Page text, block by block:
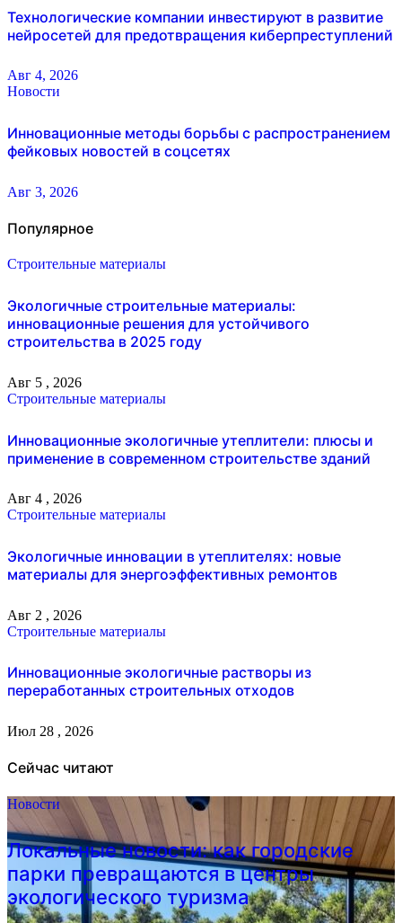
Технологические компании инвестируют в развитие
нейросетей для предотвращения киберпреступлений
Авг 4, 2026
Новости
Инновационные методы борьбы с распространением
фейковых новостей в соцсетях
Авг 3, 2026
Популярное
Строительные материалы
Экологичные строительные материалы:
инновационные решения для устойчивого
строительства в 2025 году
Авг 5 , 2026
Строительные материалы
Инновационные экологичные утеплители: плюсы и
применение в современном строительстве зданий
Авг 4 , 2026
Строительные материалы
Экологичные инновации в утеплителях: новые
материалы для энергоэффективных ремонтов
Авг 2 , 2026
Строительные материалы
Инновационные экологичные растворы из
переработанных строительных отходов
Июл 28 , 2026
Сейчас читают
Новости
Локальные новости: как городские
парки превращаются в центры
экологического туризма